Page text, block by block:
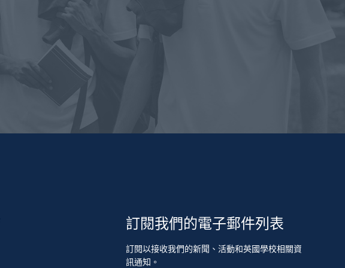
訂閱我們的電子郵件列表
訂閱以接收我們的新聞、活動和英國學校相關資
訊通知。